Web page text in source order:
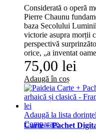
Considerată o operă
Pierre Chaunu
baza Secolului
victorie asupra morții
perspectivă
orice, „a inventat
75,00 lei
Adaugă în coș
Adaugă la lista
Comparare
Carte + Pachet